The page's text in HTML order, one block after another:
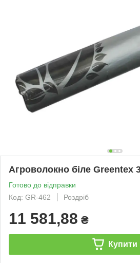
Агроволокно біле Greentex
Готово до відправки
Код: GR-462
Роздріб
11 581,88 ₴
Купити